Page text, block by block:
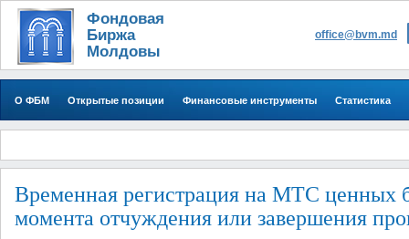
Фондовая
Биржа
Молдовы
office@bvm.md
О ФБМ Открытые позиции Финансовые инструменты Статистика
Временная регистрация на МТС ценных
момента отчуждения или завершения